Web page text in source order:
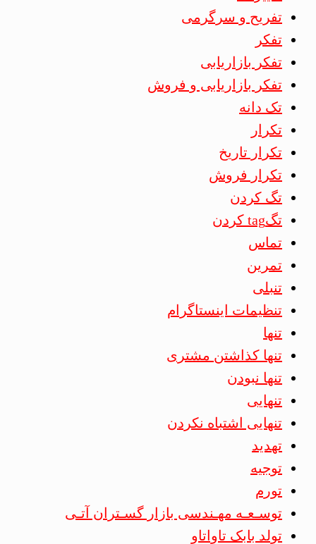
تفریح و سرگرمی
تفکر
تفکر بازاریابی
تفکر بازاریابی و فروش
تک دانه
تکرار
تکرار تاریخ
تکرار فروش
تگ کردن
تگtag کردن
تماس
تمرین
تنبلی
تنظیمات اینستاگرام
تنها
تنها کذاشتن مشتری
تنها نبودن
تنهایی
تنهایی اشتباه نکردن
تهدید
توجیه
تورم
توسـعـه مهـندسی بازار گسـتران آتـی
تولد بابک تاواتاو